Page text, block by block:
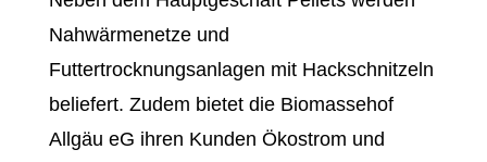
Nahwärmenetze und
Futtertrocknungsanlagen mit Hackschnitzeln
beliefert. Zudem bietet die Biomassehof
Allgäu eG ihren Kunden Ökostrom und